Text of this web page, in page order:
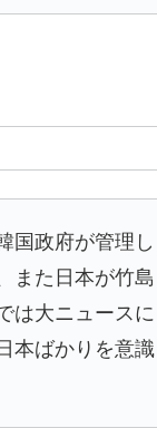
国政府が管理し
また日本が竹島
は大ニュースに
本ばかりを意識